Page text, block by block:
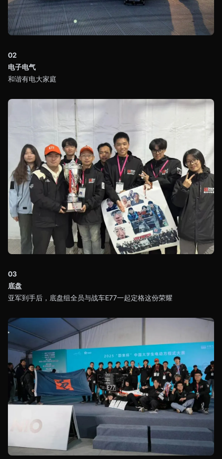
02
电子电气
和谐有电大家庭
03
底盘
亚军到手后，底盘组全员与战车E77一起定格这份荣耀